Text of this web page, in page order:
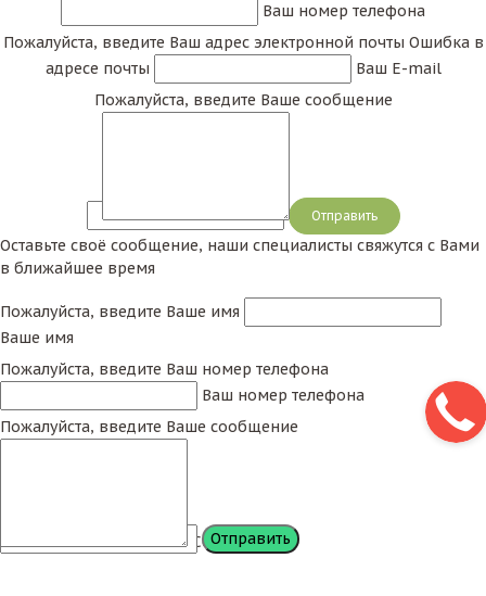
Ваш номер телефона
Пожалуйста, введите Ваш адрес электронной почты Ошибка в
адресе почты
Ваш E-mail
Пожалуйста, введите Ваше сообщение
Сообщение
Оставьте своё сообщение, наши специалисты свяжутся с Вами
в ближайшее время
Пожалуйста, введите Ваше имя
Ваше имя
Пожалуйста, введите Ваш номер телефона
Ваш номер телефона
Пожалуйста, введите Ваше сообщение
Сообщение